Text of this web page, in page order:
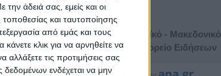
την άδειά σας, εμείς και οι
και ταυτοποίησης
από εμάς και τους
κλικ για να αρνηθείτε να
τις προτιμήσεις σας
ενδέχεται να μην
Αθηναϊκό - Μακεδονικό
Πρακτορείο Ειδήσεων